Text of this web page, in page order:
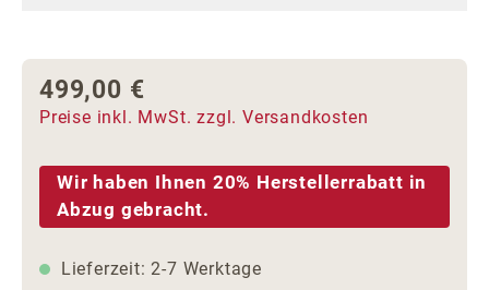
Regulärer Preis:
499,00 €
Preise inkl. MwSt. zzgl. Versandkosten
Wir haben Ihnen 20% Herstellerrabatt in
Abzug gebracht.
Lieferzeit: 2-7 Werktage